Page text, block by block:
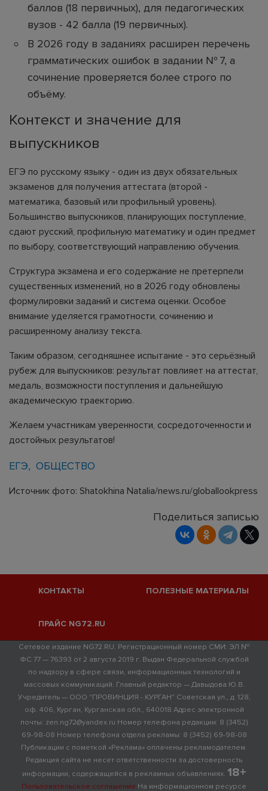
баллов (18 первичных), для педагогических
вузов - 42 балла (19 первичных).
В 2026 году в заданиях расширен перечень
грамматических ошибок в задании № 7, а
сочинение проверяется более строго по
объёму.
Контекст и значение для
выпускников
ЕГЭ по русскому языку - один из двух обязательных
экзаменов для получения аттестата (второй -
математика, базовый или профильный уровень).
Большинство выпускников, планирующих поступление,
сдают русский, профильную математику и один предмет
по выбору, соответствующий направлению обучения.
Структура экзамена и его содержание не претерпели
существенных изменений, но в 2026 году обновлены
формулировки заданий и система оценки. Особое
внимание уделяется грамотности, сочинению и
расширенному анализу текста.
Таким образом, сегодняшнее испытание - это серьёзный
рубеж для выпускников: результат повлияет на аттестат,
медаль, возможности поступления и дальнейшую
академическую траекторию.
Желаем участникам уверенности, сосредоточенности и
достойных результатов!
ЕГЭ ОБЩЕСТВО
Источник фото: Shatokhina Natalia/news.ru/globallookpress
Поделиться записью
КОНТАКТЫ ПОЛЕЗНЫЕ МАТЕРИАЛЫ
ПРАЙС NG72.RU
Сетевое издание NG72.RU. Регистрационный номер СМИ: ЭЛ №
ФС 77 — 76393 от 2 августа 2019 г. Выдан Федеральной службой
по надзору в сфере связи, информационных технологий и
массовых коммуникаций. Главный редактор — Давыдова Ю.В.
Учредитель — ООО "ПРОВИНЦИЯ - КУРГАН" Советская ул., д. 128,
оф. 406, Курган, Курганская обл., 640018 Адрес электронной
почты: zen.ng72@yandex.ru Номер телефона редакции: 8 (3452)
69-98-08 Номер телефона отдела рекламы: 8 (3452) 69-98-08
Публикации с пометкой «Реклама» оплачены рекламодателем.
Редакция сайта не несет ответственности за достоверность
информации, содержащейся в рекламных объявлениях. 18+
Пользовательское соглашение На информационном ресурсе